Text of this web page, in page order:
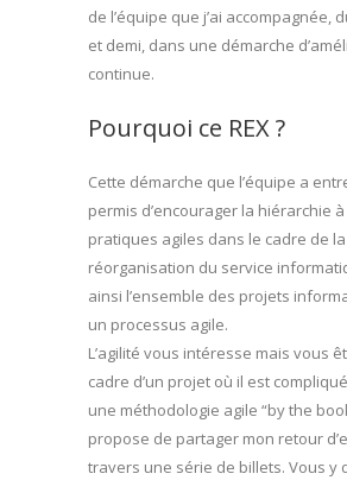
de l’équipe que j’ai accompagnée,
et demi, dans une démarche
continue.
Pourquoi ce REX ?
Cette démarche que l’équipe a
permis d’encourager la hiérarchie
pratiques agiles dans le cadre de la
réorganisation du service
ainsi l’ensemble des projets
un processus agile.
L’agilité vous intéresse mais vous
cadre d’un projet où il est
une méthodologie agile “by the
propose de partager mon retour
travers une série de billets. Vous y